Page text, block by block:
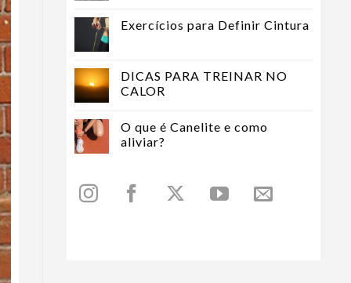
Exercícios para Definir Cintura
DICAS PARA TREINAR NO
CALOR
O que é Canelite e como
aliviar?